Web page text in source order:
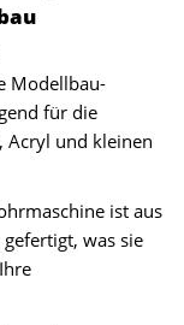
Modellbau-
für die
Acryl und kleinen
ist aus
was sie